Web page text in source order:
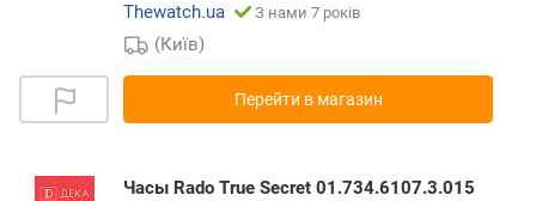
Thewatch.ua
З нами 7 років
(Київ)
Перейти в магазин
Часы Rado True Secret 01.734.6107.3.015